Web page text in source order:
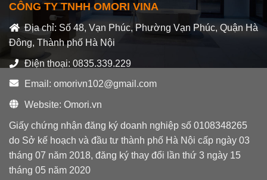
CÔNG TY TNHH OMORI VINA
Địa chỉ: Số 48, Vạn Phúc, Phường Vạn Phúc, Quận Hà
Đông, Thành phố Hà Nội
Điện thoại: 0835.339.229
Email: omorivn102@gmail.com
Website: Omori.vn
Giấy chứng nhận đăng ký doanh nghiệp số 0108348265
do Sở kế hoạch và đầu tư thành phố Hà Nội cấp ngày 03
tháng 07 năm 2018, đăng ký thay đổi lần thứ 3 ngày 15
tháng 05 năm 2020